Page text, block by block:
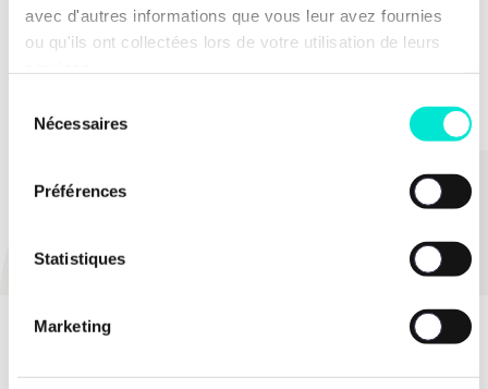
avec d'autres informations que vous leur avez fournies
ou qu'ils ont collectées lors de votre utilisation de leurs
Nécessaires
Préférences
Statistiques
Marketing
TOUTES LES ACTUS